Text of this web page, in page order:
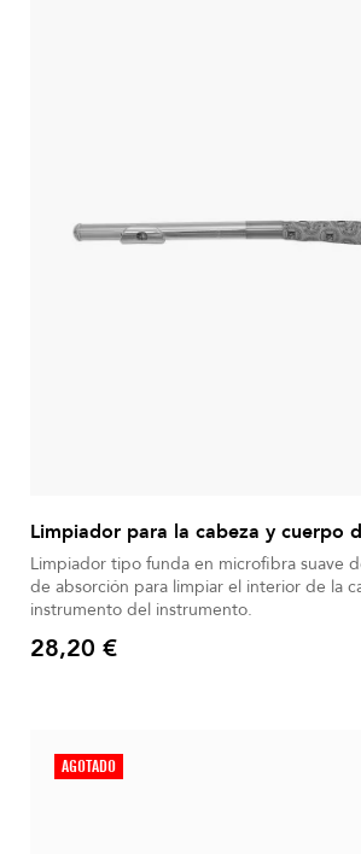
Limpiador para la cabeza y cuerpo
Limpiador tipo funda en microfibra suave
de absorción para limpiar el interior de la
instrumento del instrumento.
Precio
28,20 €
AGOTADO